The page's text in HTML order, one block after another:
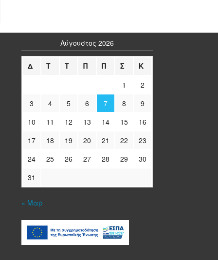
Αύγουστος 2026
Δ Τ Τ Π Π Σ
Κ
1
2
3
4 5 6 7 8
9
10
11 12 13 14 15
16
17
18 19 20 21 22
23
24
25 26 27 28 29
30
31
« Μαρ